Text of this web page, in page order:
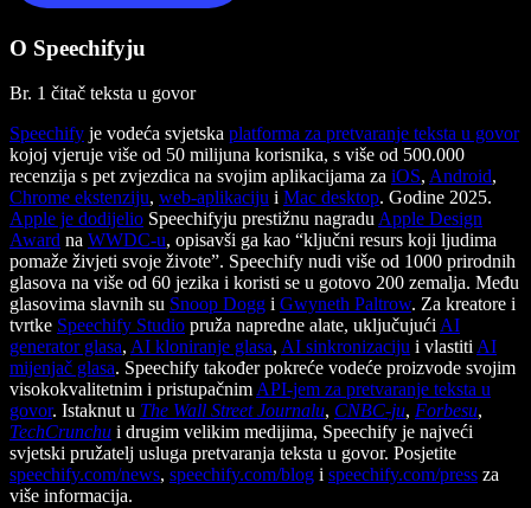
O Speechifyju
Br. 1 čitač teksta u govor
Speechify je vodeća svjetska platforma za pretvaranje teksta u govor
kojoj vjeruje više od 50 milijuna korisnika, s više od 500.000
recenzija s pet zvjezdica na svojim aplikacijama za iOS, Android,
Chrome ekstenziju, web-aplikaciju i Mac desktop. Godine 2025.
Apple je dodijelio Speechifyju prestižnu nagradu Apple Design
Award na WWDC-u, opisavši ga kao “ključni resurs koji ljudima
pomaže živjeti svoje živote”. Speechify nudi više od 1000 prirodnih
glasova na više od 60 jezika i koristi se u gotovo 200 zemalja. Među
glasovima slavnih su Snoop Dogg i Gwyneth Paltrow. Za kreatore i
tvrtke Speechify Studio pruža napredne alate, uključujući AI
generator glasa, AI kloniranje glasa, AI sinkronizaciju i vlastiti AI
mijenjač glasa. Speechify također pokreće vodeće proizvode svojim
visokokvalitetnim i pristupačnim API-jem za pretvaranje teksta u
govor. Istaknut u The Wall Street Journalu, CNBC-ju, Forbesu,
TechCrunchu i drugim velikim medijima, Speechify je najveći
svjetski pružatelj usluga pretvaranja teksta u govor. Posjetite
speechify.com/news, speechify.com/blog i speechify.com/press za
više informacija.